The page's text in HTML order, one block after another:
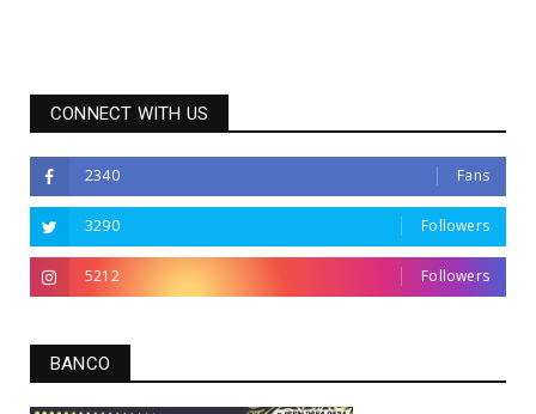
CONNECT WITH US
2340 Fans
3290 Followers
5212 Followers
BANCO